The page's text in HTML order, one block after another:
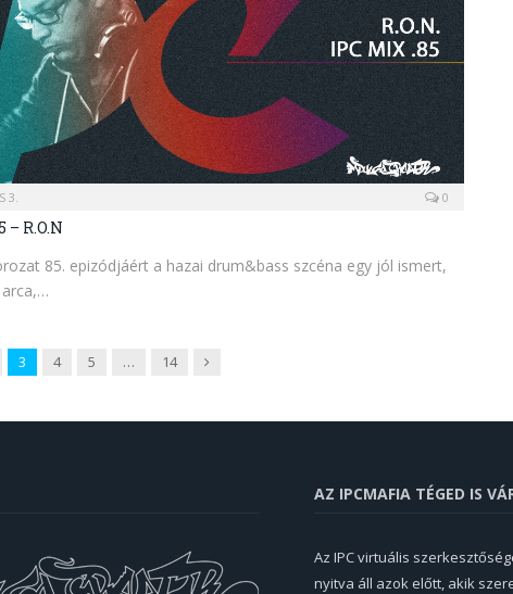
3. 0
– R.O.N
85. epizódjáért a hazai drum&bass szcéna egy jól ismert,
3 4 5 … 14 Next
AZ IPCMAFIA TÉGED IS
Az IPC virtuális
nyitva áll azok előtt, akik